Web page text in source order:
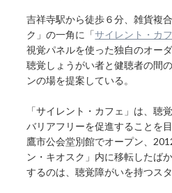
吉祥寺駅から徒歩６分、雑貨複
ク」の一角に「サイレント・カ
視覚パネルを使った独自のオー
聴覚しょうがい者と健聴者の間
ンの場を提案している。
「サイレント・カフェ」は、聴
バリアフリーを促進することを
鷹市公会堂別館でオープン、
ン・キオスク」内に移転したば
するのは、聴覚障がいを持つスタ